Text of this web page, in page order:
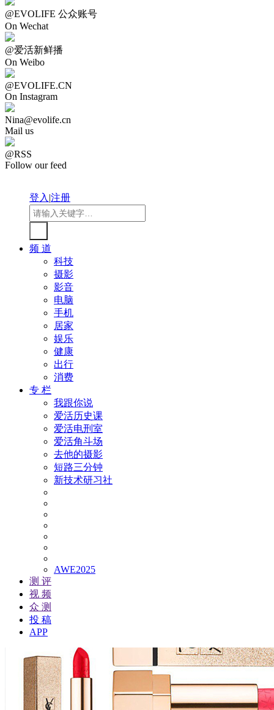
@EVOLIFE 公众账号
On Wechat
@爱活新鲜播
On Weibo
@EVOLIFE.CN
On Instagram
Nina@evolife.cn
Mail us
@RSS
Follow our feed
登入|注册
频 道
科技
摄影
影音
电脑
手机
居家
娱乐
健康
出行
消费
专 栏
我跟你说
爱活历史课
爱活电刑室
爱活角斗场
去他的摄影
短路三分钟
新技术研习社
AWE2025
测 评
视 频
众 测
投 稿
APP